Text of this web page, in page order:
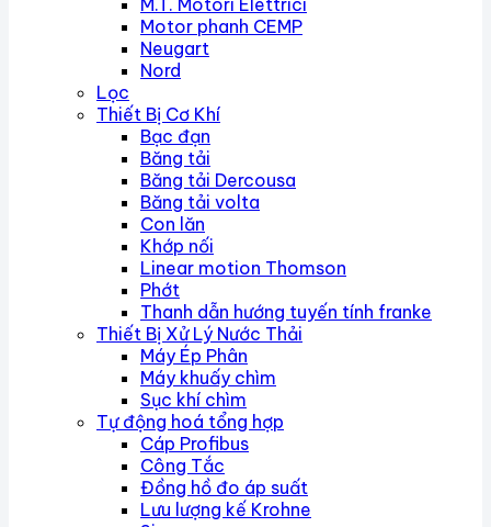
M.T. Motori Elettrici
Motor phanh CEMP
Neugart
Nord
Lọc
Thiết Bị Cơ Khí
Bạc đạn
Băng tải
Băng tải Dercousa
Băng tải volta
Con lăn
Khớp nối
Linear motion Thomson
Phớt
Thanh dẫn hướng tuyến tính franke
Thiết Bị Xử Lý Nước Thải
Máy Ép Phân
Máy khuấy chìm
Sục khí chìm
Tự động hoá tổng hợp
Cáp Profibus
Công Tắc
Đồng hồ đo áp suất
Lưu lượng kế Krohne